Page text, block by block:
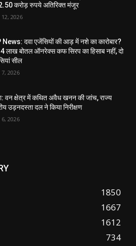
करोड़ रुपये अतिरिक्त मंजूर
12, 2026
News: दवा एजेंसियों की आड़ में नशे का कारोबार?
लाख बोतल ऑनरेक्स कफ सिरप का हिसाब नहीं, दो
सील
7, 2026
वन क्षेत्र में कथित अवैध खनन की जांच, राज्य
उड़नदस्ता दल ने किया निरीक्षण
6, 2026
1850
1667
1612
734